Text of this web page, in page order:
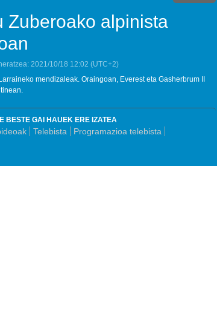
Zuberoako alpinista
2021/10/18 12:02 (UTC+2)
mendizaleak. Oraingoan, Everest eta Gasherbrum II
BESTE GAI HAUEK ERE IZATEA
Telebista
Programazioa telebista